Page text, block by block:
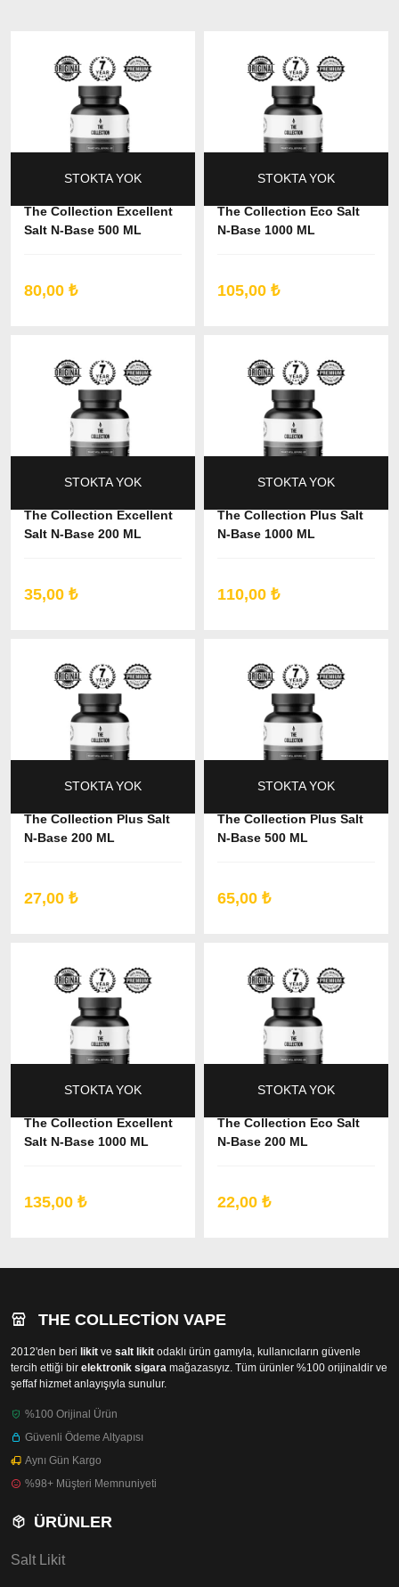
STOKTA YOK
The Collection Excellent
Salt N-Base 500 ML
80,00 ₺
STOKTA YOK
The Collection Eco Salt
N-Base 1000 ML
105,00 ₺
STOKTA YOK
The Collection Excellent
Salt N-Base 200 ML
35,00 ₺
STOKTA YOK
The Collection Plus Salt
N-Base 1000 ML
110,00 ₺
STOKTA YOK
The Collection Plus Salt
N-Base 200 ML
27,00 ₺
STOKTA YOK
The Collection Plus Salt
N-Base 500 ML
65,00 ₺
STOKTA YOK
The Collection Excellent
Salt N-Base 1000 ML
135,00 ₺
STOKTA YOK
The Collection Eco Salt
N-Base 200 ML
22,00 ₺
THE COLLECTION VAPE
2012'den beri likit ve salt likit odaklı ürün gamıyla, kullanıcıların güvenle
tercih ettiği bir elektronik sigara mağazasıyız. Tüm ürünler %100 orijinaldir ve
şeffaf hizmet anlayışıyla sunulur.
%100 Orijinal Ürün
Güvenli Ödeme Altyapısı
Aynı Gün Kargo
%98+ Müşteri Memnuniyeti
ÜRÜNLER
Salt Likit